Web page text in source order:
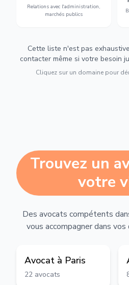
Relations avec l'administration,
marchés publics
urbanisme et contentieux.
Cette liste n'est pas
contacter même si votre besoin
Cliquez sur un domaine pour
Trouvez un
votre
Des avocats compétents
vous accompagner dans
Avocat à Paris
22 avocats